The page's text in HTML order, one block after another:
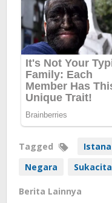
Tagged Istana
Negara
Sukacita
Berita Lainnya